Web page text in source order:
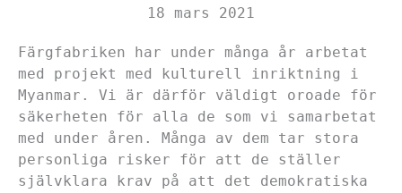
18 mars 2021
Färgfabriken har under många år arbetat
med projekt med kulturell inriktning i
Myanmar. Vi är därför väldigt oroade för
säkerheten för alla de som vi samarbetat
med under åren. Många av dem tar stora
personliga risker för att de ställer
självklara krav på att det demokratiska